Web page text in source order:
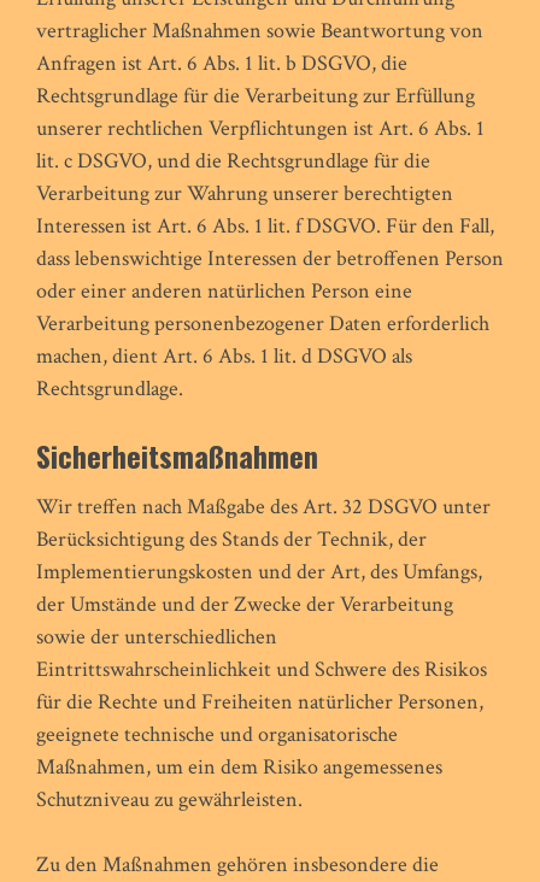
vertraglicher Maßnahmen sowie Beantwortung von
Anfragen ist Art. 6 Abs. 1 lit. b DSGVO, die
Rechtsgrundlage für die Verarbeitung zur Erfüllung
unserer rechtlichen Verpflichtungen ist Art. 6 Abs. 1
lit. c DSGVO, und die Rechtsgrundlage für die
Verarbeitung zur Wahrung unserer berechtigten
Interessen ist Art. 6 Abs. 1 lit. f DSGVO. Für den Fall,
dass lebenswichtige Interessen der betroffenen Person
oder einer anderen natürlichen Person eine
Verarbeitung personenbezogener Daten erforderlich
machen, dient Art. 6 Abs. 1 lit. d DSGVO als
Rechtsgrundlage.
Sicherheitsmaßnahmen
Wir treffen nach Maßgabe des Art. 32 DSGVO unter
Berücksichtigung des Stands der Technik, der
Implementierungskosten und der Art, des Umfangs,
der Umstände und der Zwecke der Verarbeitung
sowie der unterschiedlichen
Eintrittswahrscheinlichkeit und Schwere des Risikos
für die Rechte und Freiheiten natürlicher Personen,
geeignete technische und organisatorische
Maßnahmen, um ein dem Risiko angemessenes
Schutzniveau zu gewährleisten.
Zu den Maßnahmen gehören insbesondere die